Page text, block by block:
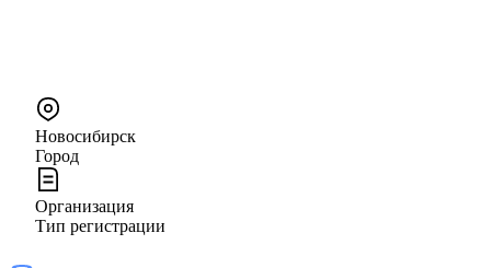
Новосибирск
Город
Организация
Тип регистрации